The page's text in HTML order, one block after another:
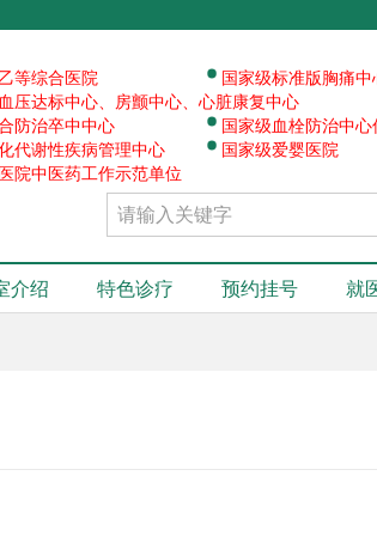
等综合医院 ·国家级标准版胸痛
压达标中心、房颤中心、心脏康复中心
防治卒中中心 ·国家级血栓防治中心
代谢性疾病管理中心 ·国家级爱婴医院
院中医药工作示范单位
介绍 特色诊疗 预约挂号 就